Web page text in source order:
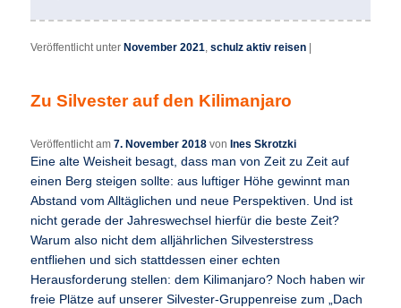
Veröffentlicht unter November 2021 ,schulz aktiv reisen |
Zu Silvester auf den Kilimanjaro
Veröffentlicht am7. November 2018 von Ines Skrotzki
Eine alte Weisheit besagt, dass man von Zeit zu Zeit auf
einen Berg steigen sollte: aus luftiger Höhe gewinnt man
Abstand vom Alltäglichen und neue Perspektiven. Und ist
nicht gerade der Jahreswechsel hierfür die beste Zeit?
Warum also nicht dem alljährlichen Silvesterstress
entfliehen und sich stattdessen einer echten
Herausforderung stellen: dem Kilimanjaro? Noch haben wir
freie Plätze auf unserer Silvester-Gruppenreise zum „Dach